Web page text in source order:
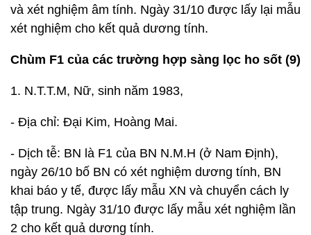
và xét nghiệm âm tính. Ngày 31/10 được lấy lại mẫu
xét nghiệm cho kết quả dương tính.
Chùm F1 của các trường hợp sàng lọc ho sốt (9)
1. N.T.T.M, Nữ, sinh năm 1983,
- Địa chỉ: Đại Kim, Hoàng Mai.
- Dịch tễ: BN là F1 của BN N.M.H (ở Nam Định),
ngày 26/10 bố BN có xét nghiệm dương tính, BN
khai báo y tế, được lấy mẫu XN và chuyển cách ly
tập trung. Ngày 31/10 được lấy mẫu xét nghiệm lần
2 cho kết quả dương tính.